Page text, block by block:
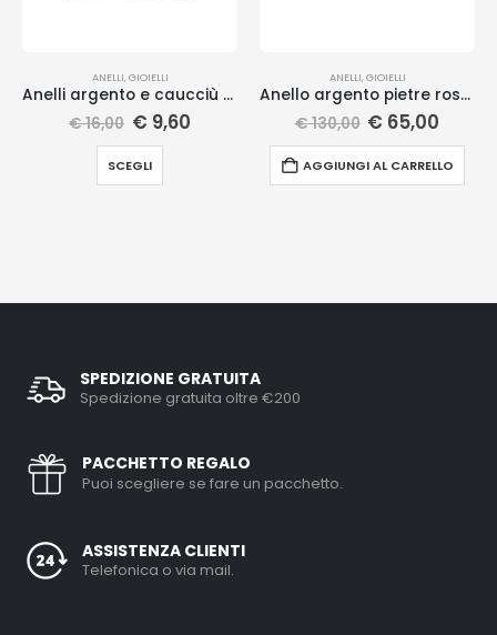
ANELLI,GIOIELLI
Anelli argento e caucciù colorati
€16,00 € 9,60
SCEGLI
ANELLI,GIOIELLI
Anello argento pietre rosa viola
€130,00 € 65,00
AGGIUNGI AL CARRELLO
SPEDIZIONE GRATUITA
Spedizione gratuita oltre €200
PACCHETTO REGALO
Puoi scegliere se fare un pacchetto.
ASSISTENZA CLIENTI
Telefonica o via mail.